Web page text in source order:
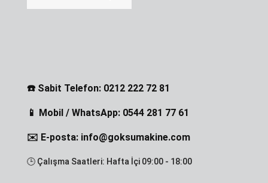
☎️ Sabit Telefon: 0212 222 72 81
📱 Mobil / WhatsApp: 0544 281 77 61
✉️ E-posta: info@goksumakine.com
🕒 Çalışma Saatleri: Hafta İçi 09:00 - 18:00